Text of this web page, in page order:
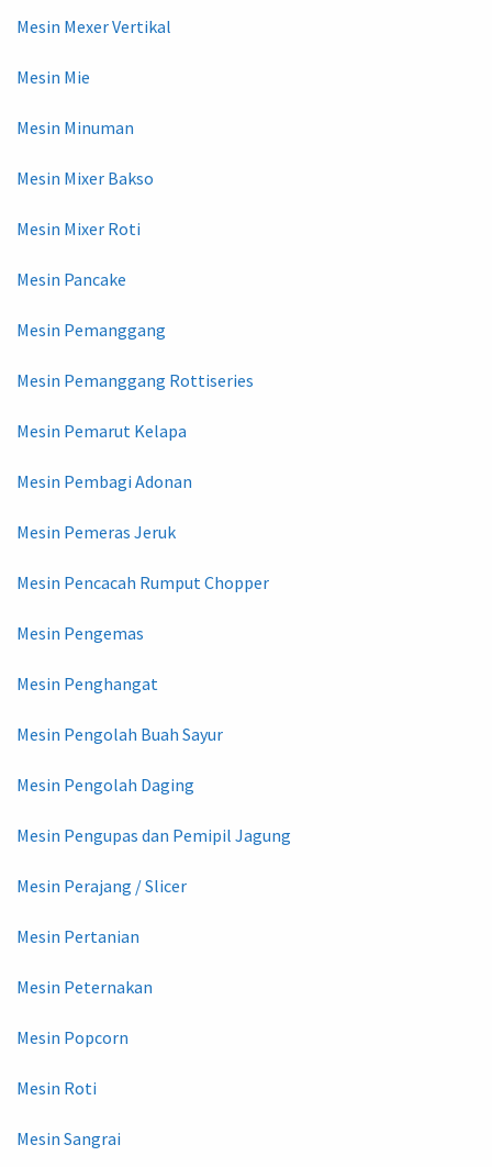
Mesin Mexer Vertikal
Mesin Mie
Mesin Minuman
Mesin Mixer Bakso
Mesin Mixer Roti
Mesin Pancake
Mesin Pemanggang
Mesin Pemanggang Rottiseries
Mesin Pemarut Kelapa
Mesin Pembagi Adonan
Mesin Pemeras Jeruk
Mesin Pencacah Rumput Chopper
Mesin Pengemas
Mesin Penghangat
Mesin Pengolah Buah Sayur
Mesin Pengolah Daging
Mesin Pengupas dan Pemipil Jagung
Mesin Perajang / Slicer
Mesin Pertanian
Mesin Peternakan
Mesin Popcorn
Mesin Roti
Mesin Sangrai